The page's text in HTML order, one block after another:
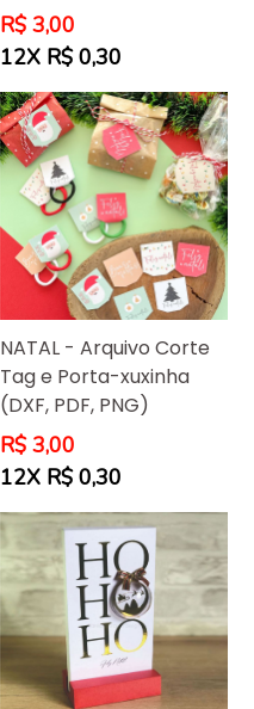
Preço
normal
R$ 3,00
12X R$ 0,30
NATAL - Arquivo Corte
Tag e Porta-xuxinha
(DXF, PDF, PNG)
Preço
normal
R$ 3,00
12X R$ 0,30